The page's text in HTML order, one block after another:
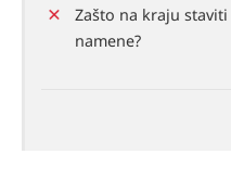
Zašto na kraju
namene?